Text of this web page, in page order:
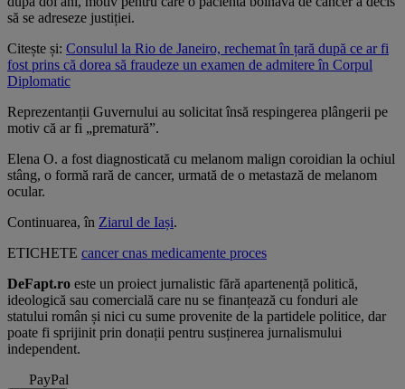
să se adreseze justiției.
Citește și: Consulul la Rio de Janeiro, rechemat în țară după ce ar fi
fost prins că dorea să fraudeze un examen de admitere în Corpul
Diplomatic
Reprezentanții Guvernului au solicitat însă respingerea plângerii pe
motiv că ar fi „prematură”.
Elena O. a fost diagnosticată cu melanom malign coroidian la ochiul
stâng, o formă rară de cancer, urmată de o metastază de melanom
ocular.
Continuarea, în Ziarul de Iași.
ETICHETE cancercnas medicamente proces
DeFapt.ro este un proiect jurnalistic fără apartenență politică,
ideologică sau comercială care nu se finanțează cu fonduri ale
statului român și nici cu sume provenite de la partidele politice, dar
poate fi sprijinit prin donații pentru susținerea jurnalismului
independent.
PayPal